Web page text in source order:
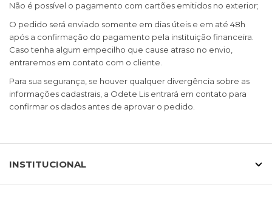
Não é possível o pagamento com cartões emitidos no exterior;
O pedido será enviado somente em dias úteis e em até 48h
após a confirmação do pagamento pela instituição financeira.
Caso tenha algum empecilho que cause atraso no envio,
entraremos em contato com o cliente.
Para sua segurança, se houver qualquer divergência sobre as
informações cadastrais, a Odete Lis entrará em contato para
confirmar os dados antes de aprovar o pedido.
INSTITUCIONAL